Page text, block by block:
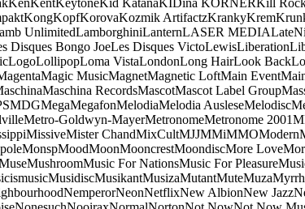
KenKentKeytoneKid KatanaKIDina KORNERKill
KongKopfKorovaKozmik ArtifactzKrankyKrem
UnlimitedLamborghiniLanternLASER MEDIA
Disques Bongo JoeLes Disques VictoLewisLiberation
LogoLollipopLoma VistaLondonLong HairLook Back
Magic MusicMagnetMagnetic LoftMain Event
Maschina RecordsMascotMascot Label Group
MDGMegaMegafonMelodiaMelodia AusleseMelodisc
Metro-Goldwyn-MayerMetronomeMetronome 2001
MissiveMister ChandMixCultMJJMMiMMOModern
MonspMoodMoonMooncrestMoondiscMore Love
MushroomMusic For NationsMusic For Pleasure
MusidiscMusikantMusizaMutantMuteMuzaMyrrh
NemperorNeonNetflixNew AlbionNew Jazz